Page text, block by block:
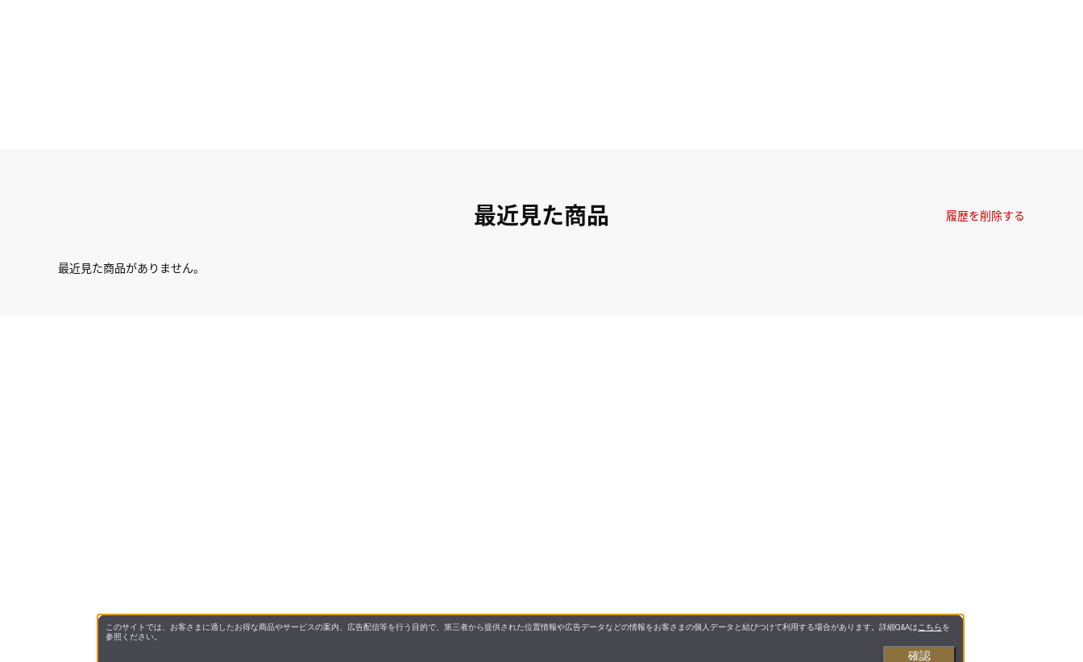
最近見た商品
最近見た商品がありません。
履歴を削除する
このサイトでは、お客さまに適したお得な商品やサービスの案内、広告配信等を行う目的で、第三者から提供された位置情報や広告データなどの情報をお客さまの個人データと結びつけて利用する場合があります。詳細Q&Aは こちらを
参照ください。
確認